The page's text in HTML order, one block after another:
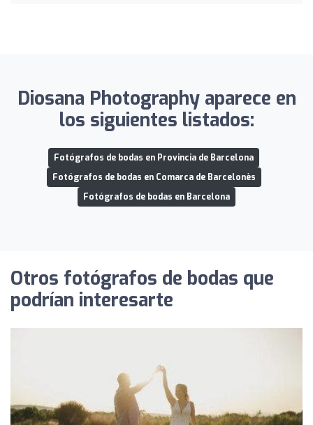
Diosana Photography aparece en
los siguientes listados:
Fotógrafos de bodas en Provincia de Barcelona
Fotógrafos de bodas en Comarca de Barcelonès
Fotógrafos de bodas en Barcelona
Otros fotógrafos de bodas que
podrían interesarte